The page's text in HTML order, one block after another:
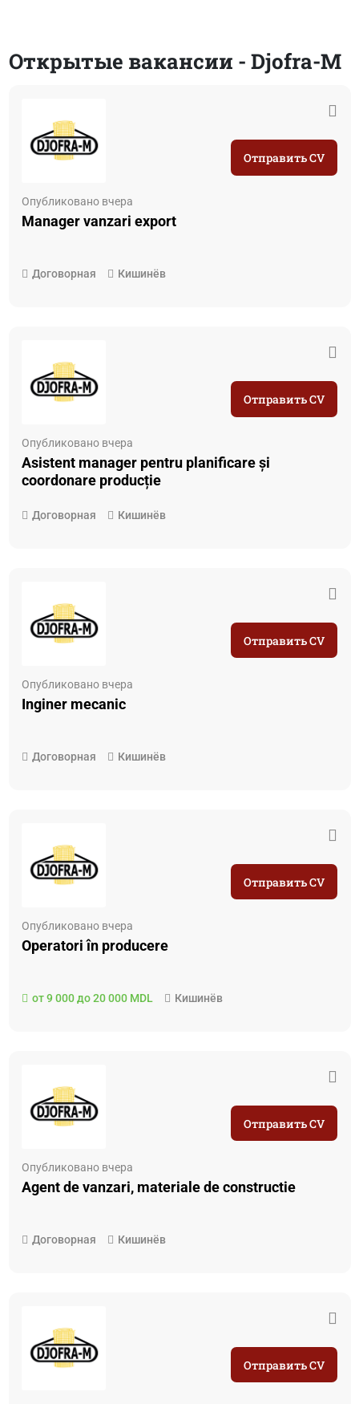
Открытые вакансии - Djofra-M
Опубликовано вчера
Manager vanzari export
Договорная Кишинёв
Отправить CV
Опубликовано вчера
Asistent manager pentru planificare și
coordonare producție
Договорная Кишинёв
Отправить CV
Опубликовано вчера
Inginer mecanic
Договорная Кишинёв
Отправить CV
Опубликовано вчера
Operatori în producere
от 9 000 до 20 000 MDL Кишинёв
Отправить CV
Опубликовано вчера
Agent de vanzari, materiale de constructie
Договорная Кишинёв
Отправить CV
Отправить CV